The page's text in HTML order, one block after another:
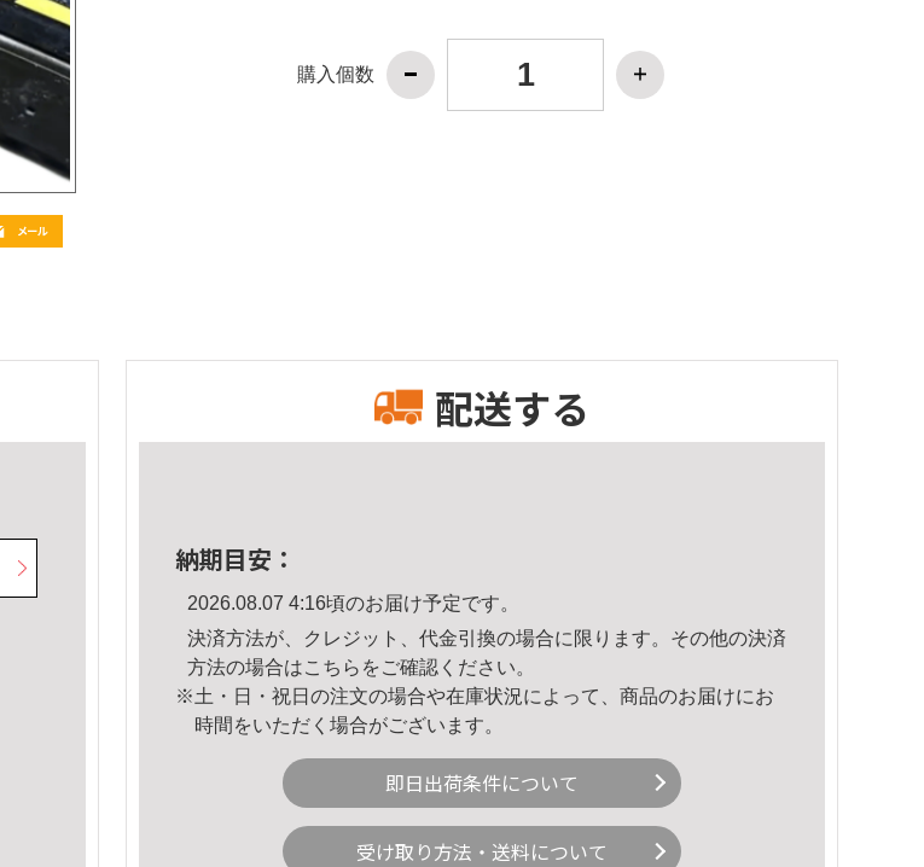
購入個数
配送する
納期目安：
2026.08.07 4:16頃のお届け予定です。
決済方法が、クレジット、代金引換の場合に限ります。その他の決済
方法の場合はこちら をご確認ください。
※土・日・祝日の注文の場合や在庫状況によって、商品のお届けにお
時間をいただく場合がございます。
即日出荷条件について
受け取り方法・送料について